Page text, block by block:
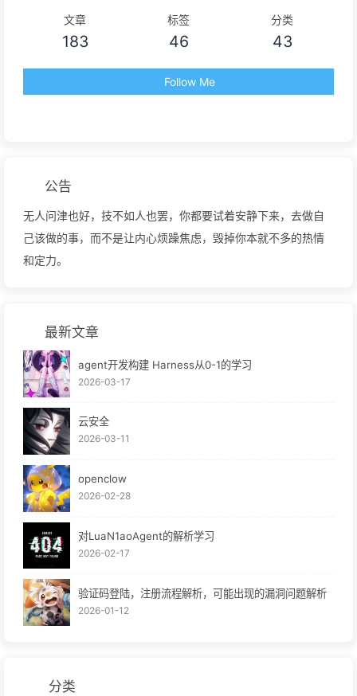
文章
183
标签
46
分类
43
Follow Me
公告
无人问津也好，技不如人也罢，你都要试着安静下来，去做自
己该做的事，而不是让内心烦躁焦虑，毁掉你本就不多的热情
和定力。
最新文章
agent开发构建 Harness从0-1的学习
2026-03-17
云安全
2026-03-11
openclow
2026-02-28
对LuaN1aoAgent的解析学习
2026-02-17
验证码登陆，注册流程解析，可能出现的漏洞问题解析
2026-01-12
分类